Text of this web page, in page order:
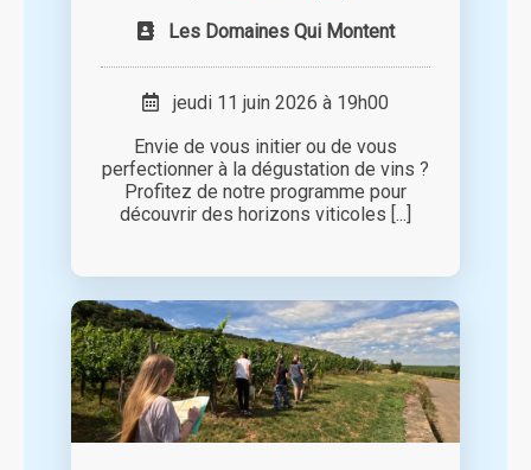
Les Domaines Qui Montent
jeudi 11 juin 2026 à 19h00
Envie de vous initier ou de vous
perfectionner à la dégustation de vins ?
Profitez de notre programme pour
découvrir des horizons viticoles [...]